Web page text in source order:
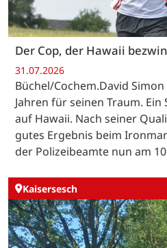
Der Cop, der Hawaii
31.07.2026
Büchel/Cochem.David
Jahren für seinen Traum.
auf Hawaii. Nach seiner
gutes Ergebnis beim
der Polizeibeamte nun am
Kaisersesch